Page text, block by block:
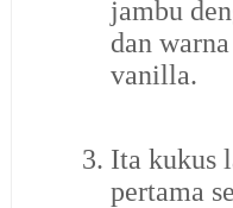
jambu
dan
vanilla.
3. Ita kukus
pertama